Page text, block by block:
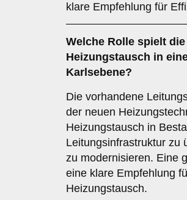
klare Empfehlung für
Welche Rolle spielt
Heizungstausch in
Karlsebene?
Die vorhandene
der neuen
Heizungstausch in
Leitungsinfrastruktur zu
zu modernisieren. Eine
eine klare Empfehlung
Heizungstausch.